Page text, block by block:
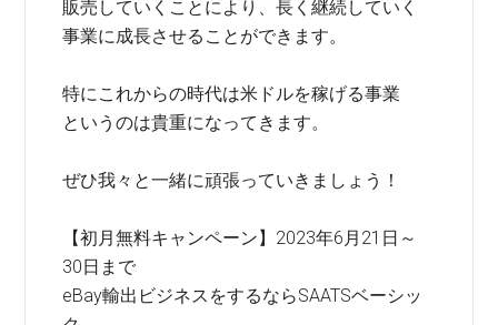
販売していくことにより、長く継続していく
事業に成長させることができます。
特にこれからの時代は米ドルを稼げる事業
というのは貴重になってきます。
ぜひ我々と一緒に頑張っていきましょう！
【初月無料キャンペーン】2023年6月21日～
30日まで
eBay輸出ビジネスをするならSAATSベーシッ